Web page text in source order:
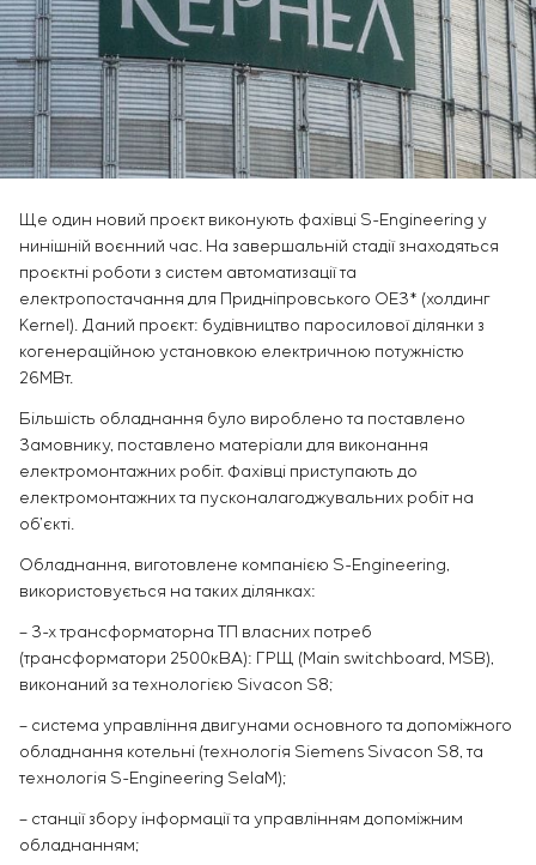
замовника
Сервісне обслуговування
Управління проєктами
Аутсорсинг
Консалтингові послуги
Індивідуальна розробка та випробування
Розробка математичних моделей об’єктів
управління
Розробка спеціальних алгоритмів
Розробка систем управління
Енергоаудит
Інфраструктура
Хімічна промисловість
Цементна промисловість
Sivacon S8
Simoprime
BESS
Вакансії
Стажування
Ветеранам
КОНТАКТИ
Ще один новий проєкт виконують фахівці S-Engineering у
нинішній воєнний час. На завершальній стадії знаходяться
проєктні роботи з систем автоматизації та
електропостачання для Придніпровського ОЕЗ* (холдинг
Kernel). Даний проєкт: будівництво паросилової ділянки з
когенераційною установкою електричною потужністю
26МВт.
Більшість обладнання було вироблено та поставлено
Замовнику, поставлено матеріали для виконання
електромонтажних робіт. Фахівці приступають до
електромонтажних та пусконалагоджувальних робіт на
об’єкті.
Обладнання, виготовлене компанією S-Engineering,
використовується на таких ділянках:
– 3-х трансформаторна ТП власних потреб
(трансформатори 2500кВА): ГРЩ (Main switchboard, MSB),
виконаний за технологією Sivacon S8;
– система управління двигунами основного та допоміжного
обладнання котельні (технологія Siemens Sivacon S8, та
технологія S-Engineering SelaM);
– станції збору інформації та управлінням допоміжним
обладнанням;